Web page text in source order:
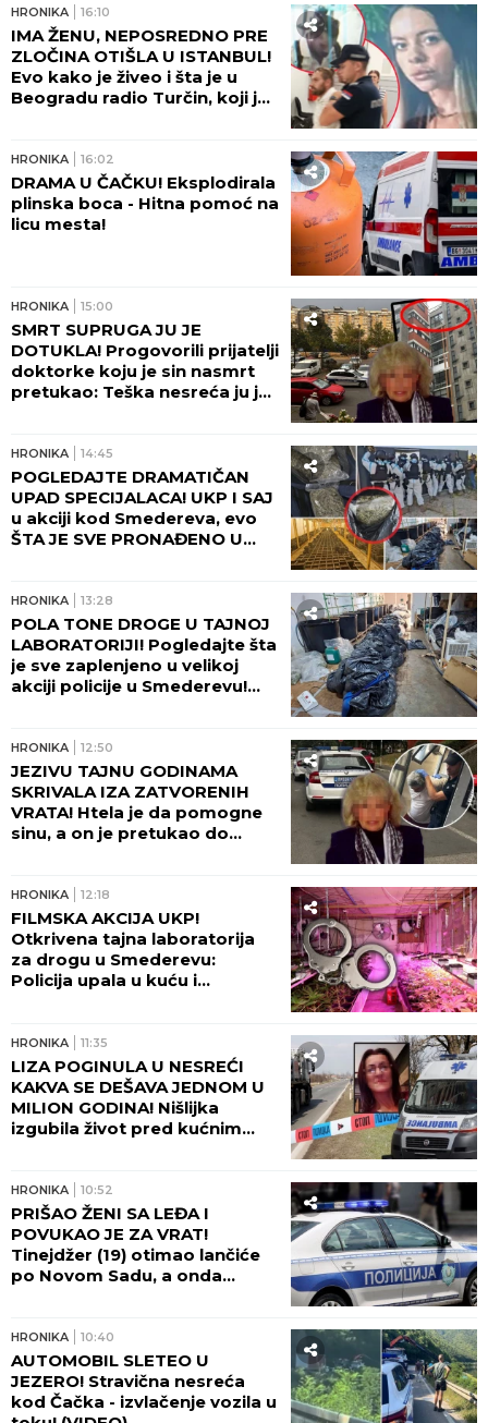
NESREĆE!
HRONIKA 16:10
IMA ŽENU, NEPOSREDNO PRE
ZLOČINA OTIŠLA U ISTANBUL!
Evo kako je živeo i šta je u
Beogradu radio Turčin, koji je
HRONIKA 16:02
DRAMA U ČAČKU! Eksplodirala
plinska boca - Hitna pomoć na
licu mesta!
HRONIKA 15:00
SMRT SUPRUGA JU JE
DOTUKLA! Progovorili prijatelji
doktorke koju je sin nasmrt
pretukao: Teška nesreća ju je
HRONIKA 14:45
POGLEDAJTE DRAMATIČAN
UPAD SPECIJALACA! UKP I SAJ
u akciji kod Smedereva, evo
ŠTA JE SVE PRONAĐENO U
HRONIKA 13:28
POLA TONE DROGE U TAJNOJ
LABORATORIJI! Pogledajte šta
je sve zaplenjeno u velikoj
akciji policije u Smederevu!
HRONIKA 12:50
JEZIVU TAJNU GODINAMA
SKRIVALA IZA ZATVORENIH
VRATA! Htela je da pomogne
sinu, a on je pretukao do
HRONIKA 12:18
FILMSKA AKCIJA UKP!
Otkrivena tajna laboratorija
za drogu u Smederevu:
Policija upala u kuću i
HRONIKA 11:35
LIZA POGINULA U NESREĆI
KAKVA SE DEŠAVA JEDNOM U
MILION GODINA! Nišlijka
izgubila život pred kućnim
otvorio poklopac i uzeo nam
Elizabetu!"
HRONIKA 10:52
PRIŠAO ŽENI SA LEĐA I
POVUKAO JE ZA VRAT!
Tinejdžer (19) otimao lančiće
po Novom Sadu, a onda
HRONIKA 10:40
AUTOMOBIL SLETEO U
JEZERO! Stravična nesreća
kod Čačka - izvlačenje vozila u